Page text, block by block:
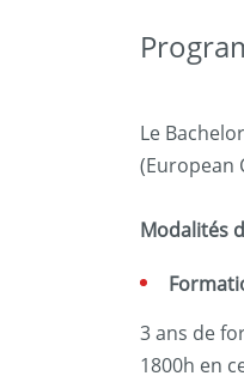
Le
(European
Modalités
3 ans de
1800h en